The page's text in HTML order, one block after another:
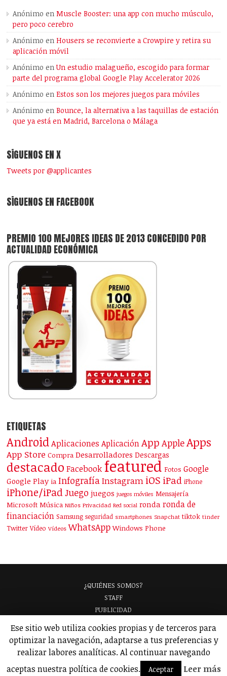
Anónimo enMuscle Booster: una app con mucho músculo,
pero poco cerebro
Anónimo enHousers se reconvierte a Crowpire y retira su
aplicación móvil
Anónimo enUn estudio malagueño, escogido para formar
parte del programa global Google Play Accelerator 2026
Anónimo enEstos son los mejores juegos para móviles
Anónimo enBounce, la alternativa a las taquillas de estación
que ya está en Madrid, Barcelona o Málaga
SÍGUENOS EN X
Tweets por @applicantes
SÍGUENOS EN FACEBOOK
PREMIO 100 MEJORES IDEAS DE 2013 CONCEDIDO POR
ACTUALIDAD ECONÓMICA
ETIQUETAS
Android Aplicaciones Aplicación App AppleApps
App Store Compra Desarrolladores Descargas
destacado Facebook featured Fotos Google
Google Play ia InfografíaInstagram iOS iPad iPhone
iPhone/iPad Juego juegos juegos móviles Mensajería
Microsoft Música Niños Privacidad Red social ronda ronda de
financiación Samsung seguridad smartphones Snapchat tiktok tinder
Twitter Vídeo Vídeos WhatsApp Windows Phone
¿QUIÉNES SOMOS?
STAFF
PUBLICIDAD
ANALIZAMOS TU APP
GLOSARIO
POLÍTICA DE PRIVACIDAD
AVISO LEGAL
© 2026 Applicantes – Información sobre apps y juegos para móviles.
Ese sitio web utiliza cookies propias y de terceros para
optimizar la navegación, adaptarse a tus preferencias y
realizar labores analíticas. Al continuar navegando
aceptas nuestra política de cookies.
Aceptar Leer más